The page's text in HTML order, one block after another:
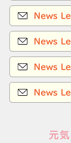
News
News
News
News
元